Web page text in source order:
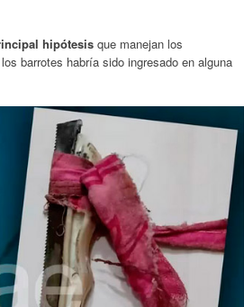
hipótesis que manejan los
barrotes habría sido ingresado en alguna